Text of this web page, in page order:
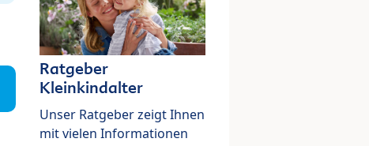
Ratgeber
Kleinkindalter
Unser Ratgeber zeigt Ihnen
mit vielen Informationen